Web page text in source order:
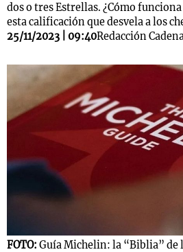
dos o tres Estrellas. ¿Cómo
esta calificación que desvela a los
25/11/2023 | 09:40Redacción
FOTO: Guía Michelin: la “Biblia”